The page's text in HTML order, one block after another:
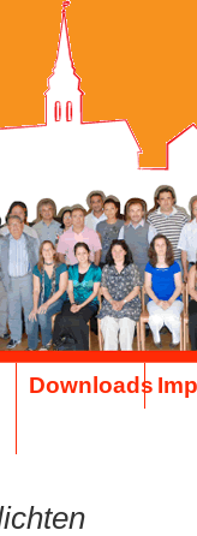
Downloads